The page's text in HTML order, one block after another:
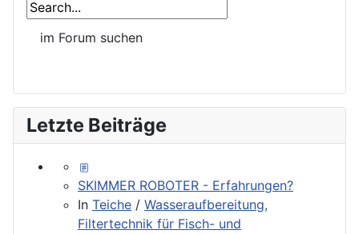
Letzte Beiträge
SKIMMER ROBOTER - Erfahrungen?
In Teiche / Wasseraufbereitung,
Filtertechnik für Fisch- und